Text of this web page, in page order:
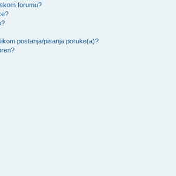
forumu?
postanja/pisanja poruke(a)?